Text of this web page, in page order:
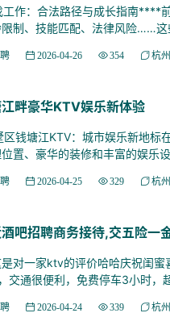
：合法路径与成长指南****前
制、技能匹配、法律风险……这
2026-04-26 354 杭
畔豪华KTV娱乐新体验
塘江KTV：城市娱乐新地标
置、豪华的装修和丰富的娱乐
2026-04-25 329 杭
吧招聘商务接待,交五险一
一家ktv的评价哈哈庆祝闺蜜
交通很便利，免费停车3小时，
2026-04-24 339 杭